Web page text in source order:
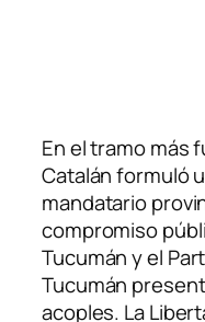
En el tramo más
Catalán formuló
mandatario
compromiso
Tucumán y el
Tucumán
acoples. La